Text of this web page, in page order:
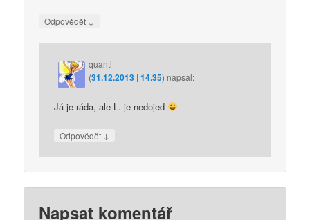
Odpovědět ↓
quanti
(31.12.2013 | 14.35) napsal:
Já je ráda, ale L. je nedojed
Odpovědět ↓
Napsat komentář